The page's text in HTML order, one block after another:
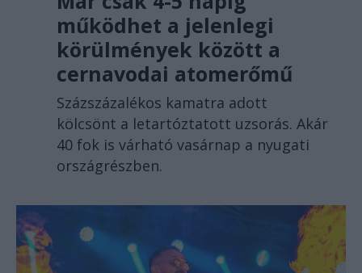
működhet a jelenlegi
körülmények között a
cernavodai atomerőmű
Százszázalékos kamatra adott
kölcsönt a letartóztatott uzsorás. Akár
40 fok is várható vasárnap a nyugati
országrészben.